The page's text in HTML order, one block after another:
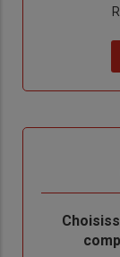
de
me
Body